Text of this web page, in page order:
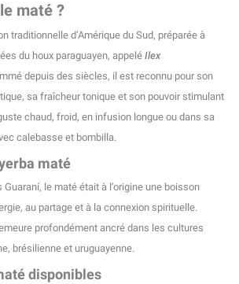
avis)
maté ?
traditionnelle d’Amérique du Sud, préparée à
du houx paraguayen, appelé Ilex
depuis des siècles, il est reconnu pour son
sa fraîcheur tonique et son pouvoir stimulant
chaud, froid, en infusion longue ou dans sa
calebasse et bombilla.
maté
le maté était à l’origine une boisson
au partage et à la connexion spirituelle.
profondément ancré dans les cultures
brésilienne et uruguayenne.
disponibles